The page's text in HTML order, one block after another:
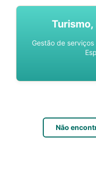
Gestão de
Não